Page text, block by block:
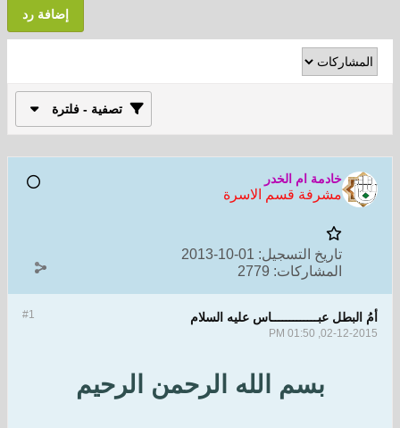
إضافة رد
تصفية - فلترة
خادمة ام الخدر
مشرفة قسم الاسرة
تاريخ التسجيل: 01-10-2013
المشاركات: 2779
#1 أمُ البطل عبـــــــــــــاس عليه السلام
02-12-2015, 01:50 PM
بسم الله الرحمن الرحيم